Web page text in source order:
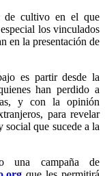
de cultivo en el que
los vinculados
en la presentación de
es partir desde la
han perdido a
y con la opinión
para revelar
que sucede a la
una campaña de